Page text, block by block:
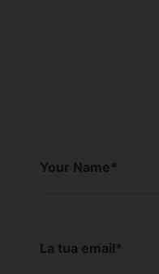
Your Name*
La tua email*